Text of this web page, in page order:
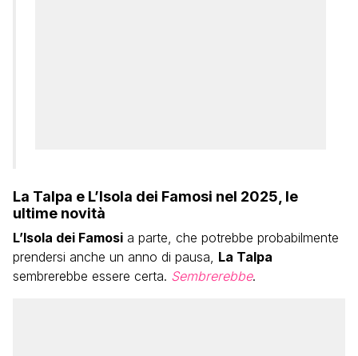
La Talpa e L’Isola dei Famosi nel 2025, le
ultime novità
L’Isola dei Famosi a parte, che potrebbe probabilmente
prendersi anche un anno di pausa, La Talpa
sembrerebbe essere certa. Sembrerebbe.